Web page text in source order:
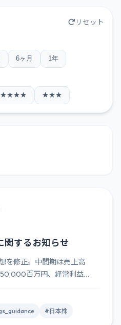
リセット
6ヶ月 1年
★★★★ ★★★
関するお知らせ
を修正。中間期は売上高
百万円、経常利益
#日本株